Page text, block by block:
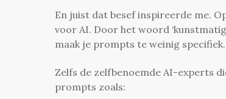
En juist dat besef inspireerde me.
voor AI. Door het woord
maak je prompts te weinig specifiek.
Zelfs de zelfbenoemde AI-experts
prompts zoals: